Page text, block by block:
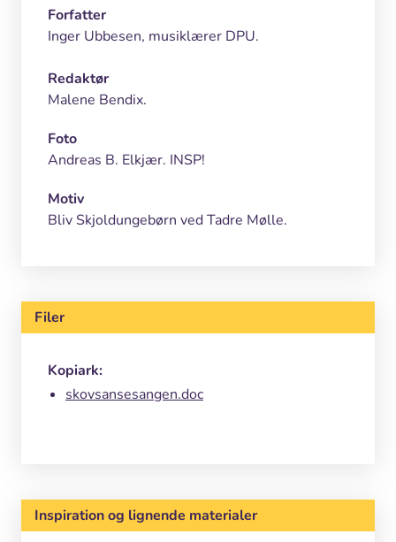
Forfatter
Inger Ubbesen, musiklærer DPU.
Redaktør
Malene Bendix.
Foto
Andreas B. Elkjær. INSP!
Motiv
Bliv Skjoldungebørn ved Tadre Mølle.
Filer
Kopiark:
skovsansesangen.doc
Inspiration og lignende materialer